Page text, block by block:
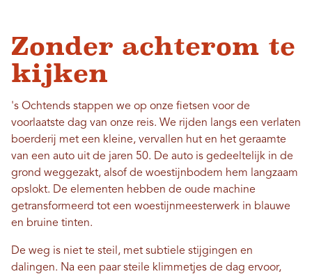
Zonder achterom te
kijken
's Ochtends stappen we op onze fietsen voor de
voorlaatste dag van onze reis. We rijden langs een verlaten
boerderij met een kleine, vervallen hut en het geraamte
van een auto uit de jaren 50. De auto is gedeeltelijk in de
grond weggezakt, alsof de woestijnbodem hem langzaam
opslokt. De elementen hebben de oude machine
getransformeerd tot een woestijnmeesterwerk in blauwe
en bruine tinten.
De weg is niet te steil, met subtiele stijgingen en
dalingen. Na een paar steile klimmetjes de dag ervoor,